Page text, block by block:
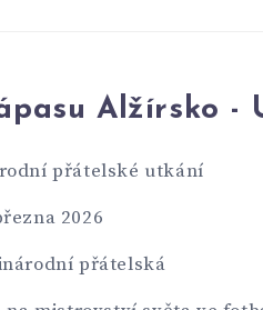
Alžírsko -
přátelské utkání
2026
přátelská